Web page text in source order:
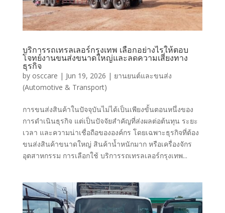
บริการรถเทรลเลอร์กรุงเทพ เลือกอย่างไรให้ตอบ
โจทย์งานขนส่งขนาดใหญ่และลดความเสี่ยงทาง
ธุรกิจ
by osccare | Jun 19, 2026 | ยานยนต์และขนส่ง
(Automotive & Transport)
การขนส่งสินค้าในปัจจุบันไม่ได้เป็นเพียงขั้นตอนหนึ่งของ
การดำเนินธุรกิจ แต่เป็นปัจจัยสำคัญที่ส่งผลต่อต้นทุน ระยะ
เวลา และความน่าเชื่อถือขององค์กร โดยเฉพาะธุรกิจที่ต้อง
ขนส่งสินค้าขนาดใหญ่ สินค้าน้ำหนักมาก หรือเครื่องจักร
อุตสาหกรรม การเลือกใช้ บริการรถเทรลเลอร์กรุงเทพ...